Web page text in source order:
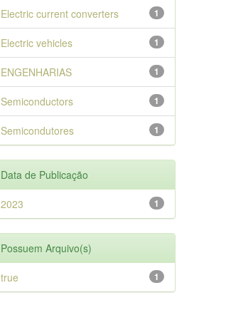
1
Electric current converters
1
Electric vehicles
1
ENGENHARIAS
1
Semiconductors
1
Semicondutores
Data de Publicação
1
2023
Possuem Arquivo(s)
1
true